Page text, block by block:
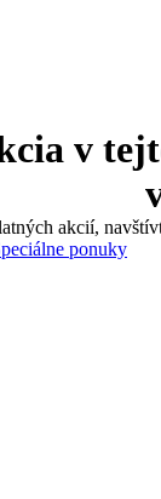
v
akcií,
ponuky